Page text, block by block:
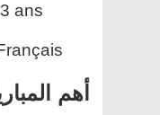
ans
أهم